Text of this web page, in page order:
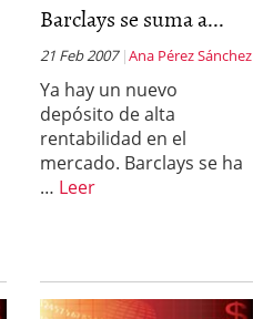
Barclays se suma a...
21 Feb 2007 Ana Pérez Sánchez
Ya hay un nuevo
depósito de alta
rentabilidad en el
mercado. Barclays se ha
… Leer